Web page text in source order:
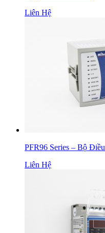
Liên Hệ
PFR96 Series – Bộ
Liên Hệ